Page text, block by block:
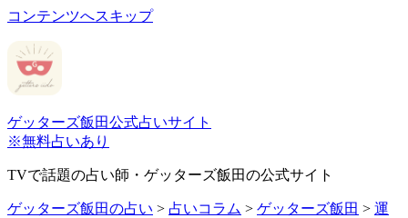
コンテンツへスキップ
ゲッターズ飯田公式占いサイト
※無料占いあり
TVで話題の占い師・ゲッターズ飯田の公式サイト
ゲッターズ飯田の占い > 占いコラム > ゲッターズ飯田 > 運